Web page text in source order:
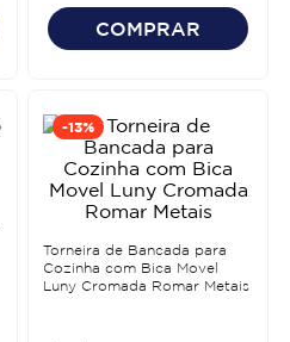
COMPRAR
-13%
Torneira de Bancada para
Cozinha com Bica Movel
Luny Cromada Romar Metais